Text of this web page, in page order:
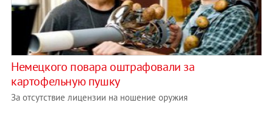
Немецкого повара оштрафовали за
картофельную пушку
За отсутствие лицензии на ношение оружия